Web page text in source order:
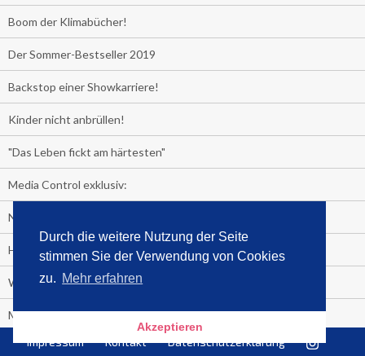
Durch die weitere Nutzung der Seite
stimmen Sie der Verwendung von Cookies
zu. Mehr erfahren
Akzeptieren
Boom der Klimabücher!
Der Sommer-Bestseller 2019
Backstop einer Showkarriere!
Kinder nicht anbrüllen!
"Das Leben fickt am härtesten"
Media Control exklusiv:
Negativzins
Heute ist Tag des Malbuchs
Welches Auto fahren Sie?
Media Control ermittelt: Das ist der Sommerhit 2019
Rammstein, "Tatort" und ein Känguru an der Spitze
Impressum Kontakt Datenschutzerklärung